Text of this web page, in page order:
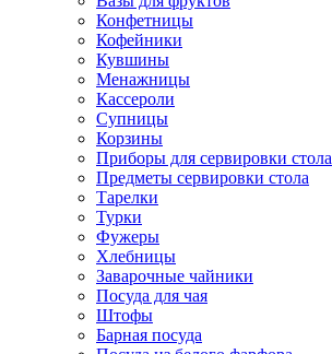
Конфетницы
Кофейники
Кувшины
Менажницы
Кассероли
Супницы
Корзины
Приборы для сервировки стола
Предметы сервировки стола
Тарелки
Турки
Фужеры
Хлебницы
Заварочные чайники
Посуда для чая
Штофы
Барная посуда